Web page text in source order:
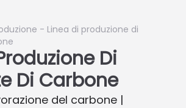
- Linea di produzione di
Di
Di Carbone
del carbone |